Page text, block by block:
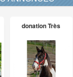
donation Très